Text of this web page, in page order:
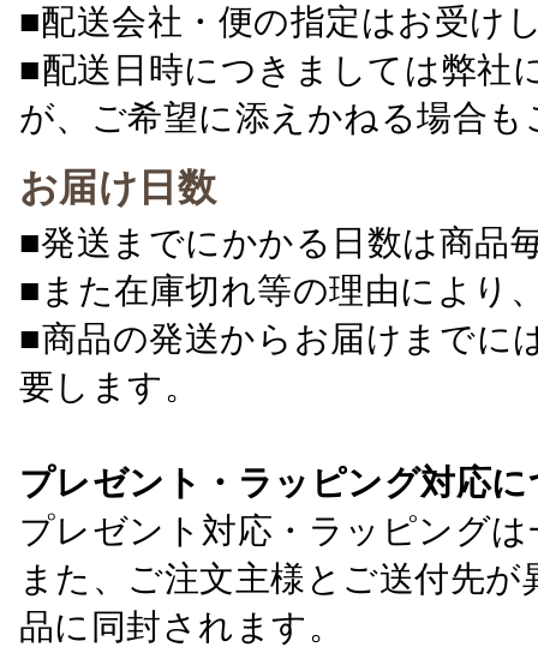
■配送会社・便の指定はお受け
■配送日時につきましては弊社
が、ご希望に添えかねる場合
お届け日数
■発送までにかかる日数は商品
■また在庫切れ等の理由により
■商品の発送からお届けまでに
要します。
プレゼント・ラッピング対応
プレゼント対応・ラッピング
また、ご注文主様とご送付先
品に同封されます。